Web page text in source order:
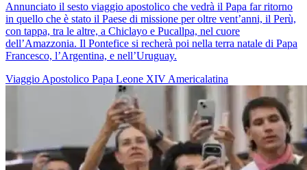
Annunciato il sesto viaggio apostolico che vedrà il Papa far ritorno
in quello che è stato il Paese di missione per oltre vent’anni, il Perù,
con tappa, tra le altre, a Chiclayo e Pucallpa, nel cuore
dell’Amazzonia. Il Pontefice si recherà poi nella terra natale di Papa
Francesco, l’Argentina, e nell’Uruguay.
Viaggio Apostolico Papa Leone XIV Americalatina